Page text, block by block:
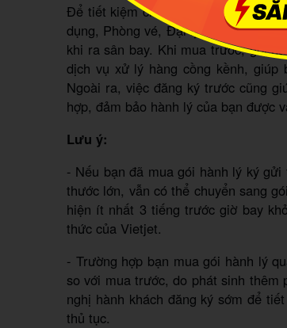
Để tiết kiệm chi phí, hành khách
dụng, Phòng vé, Đại lý hoặc Trung
khi ra sân bay. Khi mua trước, gói
dịch vụ xử lý hàng cồng kềnh, giúp
Ngoài ra, việc đăng ký trước cũng
hợp, đảm bảo hành lý của bạn được
Lưu ý:
- Nếu bạn đã mua gói hành lý ký
thước lớn, vẫn có thể chuyển sang
hiện ít nhất 3 tiếng trước giờ bay
thức của Vietjet.
- Trường hợp bạn mua gói hành lý
so với mua trước, do phát sinh
nghị hành khách đăng ký sớm để
thủ tục.